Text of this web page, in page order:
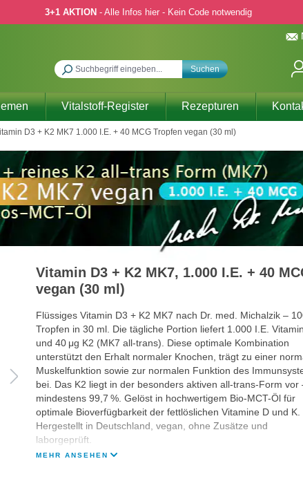
3+1 AKTION - Alle Infos hier - Kein Code notwendig
Suchen
Vitalstoff-Register Rezepturen
D3 + K2 MK7 1.000 I.E. + 40 MCG Tropfen vegan (30 ml)
Vitamin D3 + K2 MK7, 1.000 I.E. + 40
vegan (30 ml)
Flüssiges Vitamin D3 + K2 MK7 nach Dr. med. Michalzik –
Tropfen in 30 ml. Die tägliche Portion liefert 1.000 I.E.
und 40 μg K2 (MK7 all-trans). Diese optimale Kombination
unterstützt den Erhalt normaler Knochen, trägt zu einer
Muskelfunktion sowie zur normalen Funktion des
bei. Das K2 liegt in der besonders aktiven all-trans-Form vor
mindestens 99,7 %. Gelöst in hochwertigem Bio-MCT-Öl für
optimale Bioverfügbarkeit der fettlöslichen Vitamine D und K.
Hergestellt in Deutschland, vegan, ohne Zusätze und
laborgeprüft.
MEHR ANSEHEN